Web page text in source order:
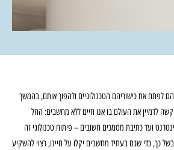
לפתח את כישוריהם הטכנולוגיים ולהפוך אותם, בהמשך
קשה לדמיין את העולם בו אנו חיים ללא מחשבים: החל
ועד כתיבת מסמכים חשובים – פיתוח טכנולוגי זה
בשל כך, כדי שגם בעתיד מחשבים יקלו על חיינו, רצוי להשקיע